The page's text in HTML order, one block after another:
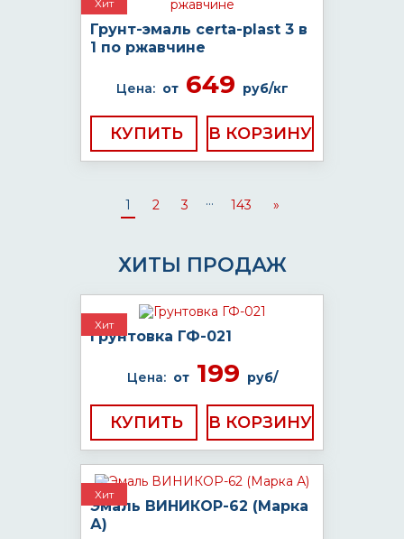
Хит
Грунт-эмаль certa-plast 3 в
1 по ржавчине
Цена: от649 руб/кг
КУПИТЬ
1 2 3 ... 143 »
ХИТЫ ПРОДАЖ
Хит
Грунтовка ГФ-021
Цена: от199 руб/
КУПИТЬ
Хит
Эмаль ВИНИКОР-62 (Марка
А)